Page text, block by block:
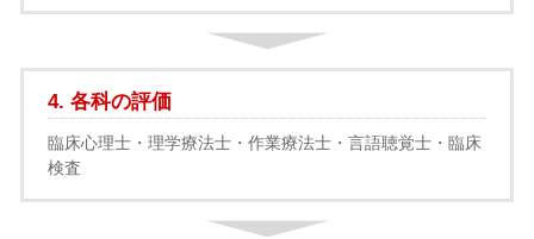
4. 各科の評価
臨床心理士・理学療法士・作業療法士・言語聴覚士・臨床
検査